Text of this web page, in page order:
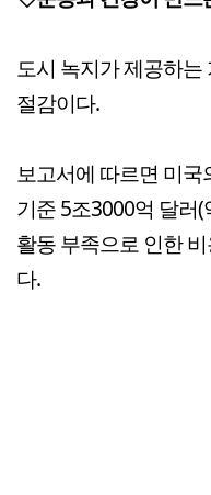
도시 녹지가 제공하는
절감이다.
보고서에 따르면 미국
기준 5조3000억 달러
활동 부족으로 인한
다.